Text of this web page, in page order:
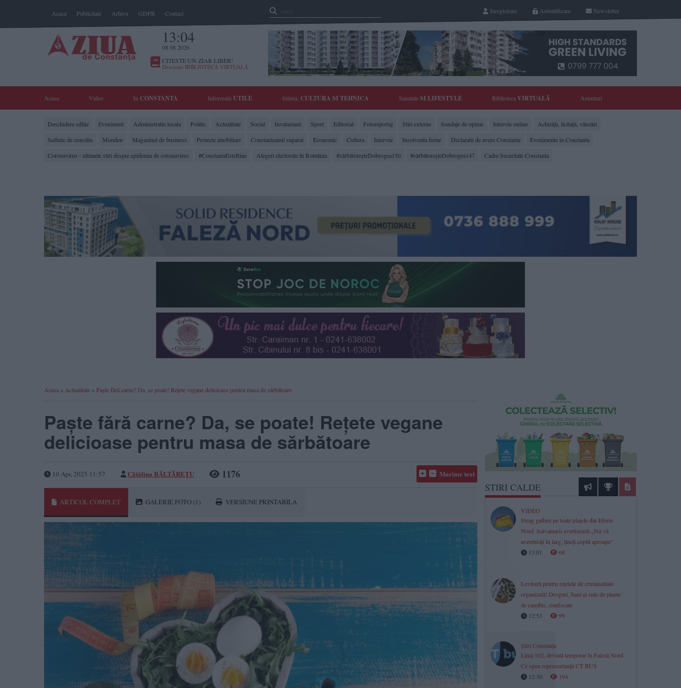
Acasa Publicitate Arhiva GDPR Contact Newsletter
Autentificare
Inregistrare
13:04
08 08 2026
CITESTE UN ZIAR LIBER!
Deschide BIBLIOTECA VIRTUALĂ
Acasa Video In CONSTANTA Informatii UTILE Stiinta, CULTURA SI TEHNICA SanatateSI LIFESTYLE BibliotecaVIRTUALĂ Anunturi
Deschidere editie Eveniment Administratie locala Politic Actualitate Social Invatamant Sport Editorial Fotoreportaj Stiri externe Sondaje de opinie Interviu online
Achiziții, licitații, vânzări
Sedinte de consiliu
Monden Magazinul de business Proiecte imobiliare Constanteanul suparat Economic Cultura Interviu Insolventa firme Declaratii de avere Constanta
Evenimente in Constanta
Coronavirus - ultimele stiri despre epidemia de coronavirus
#ConstantaEsteBine Alegeri electorale în România #sărbătoreşteDobrogea150 #sărbătoreşteDobrogea147 Cadre Securitate Constanta
Acasa » Actualitate » Paște fără carne? Da, se poate! Rețete vegane delicioase pentru masa de sărbătoare
Paște fără carne? Da, se poate! Rețete vegane
delicioase pentru masa de sărbătoare
10 Apr, 2025 11:57 Cătălina BĂLTĂREȚU 1176 Marime text
ARTICOL COMPLET GALERIE FOTO (1) VERSIUNE PRINTABILA
STIRI CALDE
VIDEO
Steag galben pe toate plajele din Eforie
Nord. Salvamarii avertizează-„Nu vă
aventurați în larg, țineți copiii aproape“
13:01
68
Lovitură pentru rețelele de criminalitate
organizată! Droguri, bani și sute de plante
de canabis, confiscate
12:53
99
Știri Constanța
Linia 102, deviată temporar în Faleză Nord.
Ce spun reprezentanții CT BUS
12:30
194